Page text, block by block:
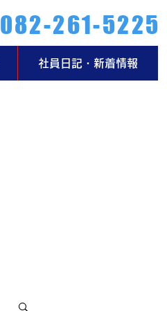
082-261-5225
社員日記・新着情報